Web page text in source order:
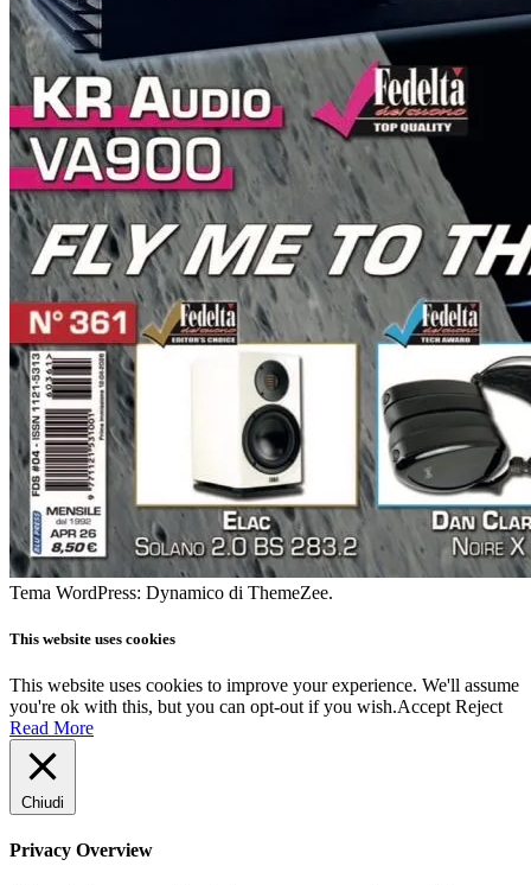
Tema WordPress: Dynamico di ThemeZee.
This website uses cookies
This website uses cookies to improve your experience. We'll assume
you're ok with this, but you can opt-out if you wish.Accept Reject
Read More
Chiudi
Privacy Overview